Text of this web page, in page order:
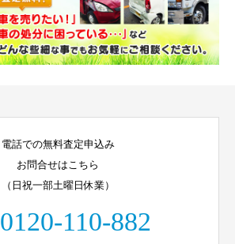
電話での無料査定申込み
お問合せはこちら
（日祝一部土曜日休業）
0120-110-882